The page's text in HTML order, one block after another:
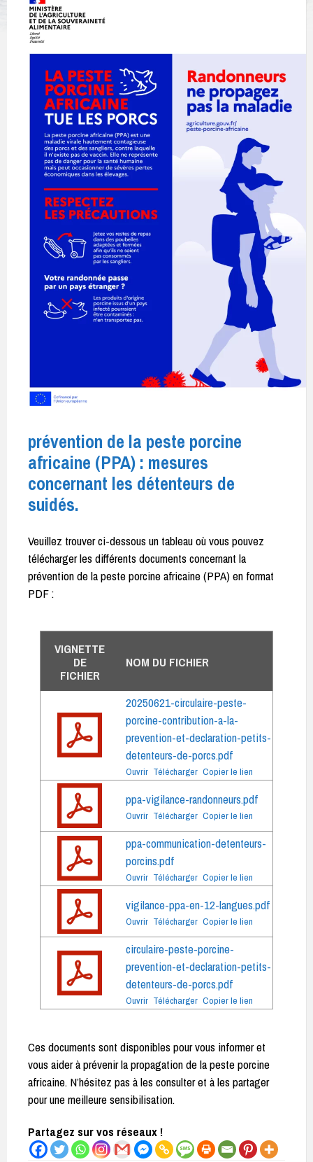
prévention de la peste porcine
africaine (PPA) : mesures
concernant les détenteurs de
suidés.
Veuillez trouver ci-dessous un tableau où vous pouvez
télécharger les différents documents concernant la
prévention de la peste porcine africaine (PPA) en format
PDF :
VIGNETTE
DE
FICHIER
NOM DU FICHIER
20250621-circulaire-peste-
porcine-contribution-a-la-
prevention-et-declaration-petits-
detenteurs-de-porcs.pdf
Ouvrir Télécharger Copier le lien
ppa-vigilance-randonneurs.pdf
Ouvrir Télécharger Copier le lien
ppa-communication-detenteurs-
porcins.pdf
Ouvrir Télécharger Copier le lien
vigilance-ppa-en-12-langues.pdf
Ouvrir Télécharger Copier le lien
circulaire-peste-porcine-
prevention-et-declaration-petits-
detenteurs-de-porcs.pdf
Ouvrir Télécharger Copier le lien
Ces documents sont disponibles pour vous informer et
vous aider à prévenir la propagation de la peste porcine
africaine. N’hésitez pas à les consulter et à les partager
pour une meilleure sensibilisation.
Partagez sur vos réseaux !